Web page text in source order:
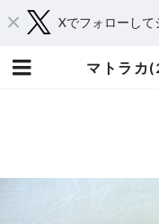
Xでフォローして